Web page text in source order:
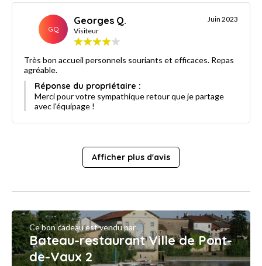
GQ
Georges Q.
Visiteur
Juin 2023
Très bon accueil personnels souriants et efficaces. Repas
agréable.
Réponse du propriétaire :
Merci pour votre sympathique retour que je partage
avec l'équipage !
Afficher plus d'avis
Ce bon cadeau est vendu par
Bateau-restaurant Ville de Pont-
de-Vaux 2